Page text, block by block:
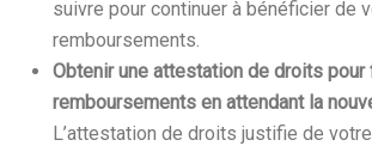
suivre pour continuer à bénéficier de
remboursements.
Obtenir une attestation de droits
remboursements en attendant la
L’attestation de droits justifie de